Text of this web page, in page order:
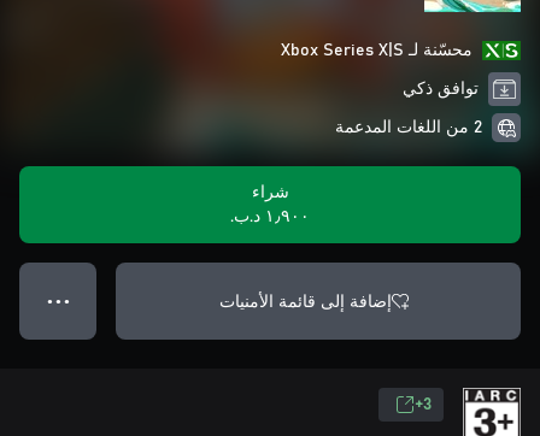
محسّنة لـ Xbox Series X|S
توافق ذكي
2 من اللغات المدعمة
شراء
١٫٩٠٠ د.ب.‏
إضافة إلى قائمة الأمنيات ● ● ●
3+